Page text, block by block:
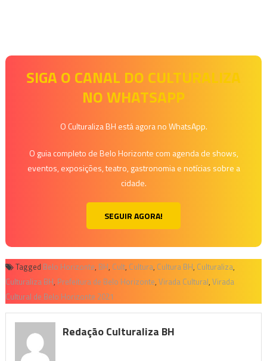
SIGA O CANAL DO CULTURALIZA
NO WHATSAPP
O Culturaliza BH está agora no WhatsApp.
O guia completo de Belo Horizonte com agenda de shows,
eventos, exposições, teatro, gastronomia e notícias sobre a
cidade.
SEGUIR AGORA!
Tagged Belo Horizonte, BH, Cult, Cultura, Cultura BH, Culturaliza,
Culturaliza BH, Prefeitura de Belo Horizonte, Virada Cultural, Virada
Cultural de Belo Horizonte 2021
Redação Culturaliza BH